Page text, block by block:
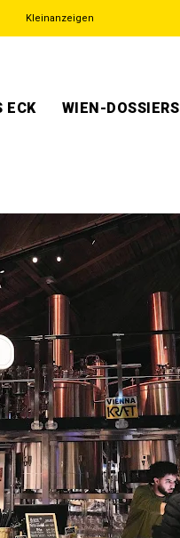
Kleinanzeigen
ECK WIEN-DOSSIERS